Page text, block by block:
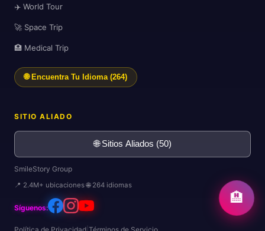
✈️ World Tour
🚀 Space Trip
🏥 Medical Trip
🌐 Encuentra Tu Idioma (264)
SITIO ALIADO
🌐 Sitios Aliados (50)
SmileStory Group
📍 2.4M+ ubicaciones 🌐 264 idiomas
Síguenos:
🏨